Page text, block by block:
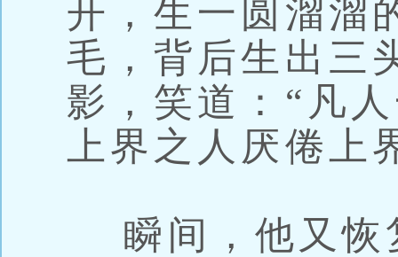
开，生一圆溜溜
毛，背后生出三
影，笑道：“凡
上界之人厌倦上
瞬间，他又恢